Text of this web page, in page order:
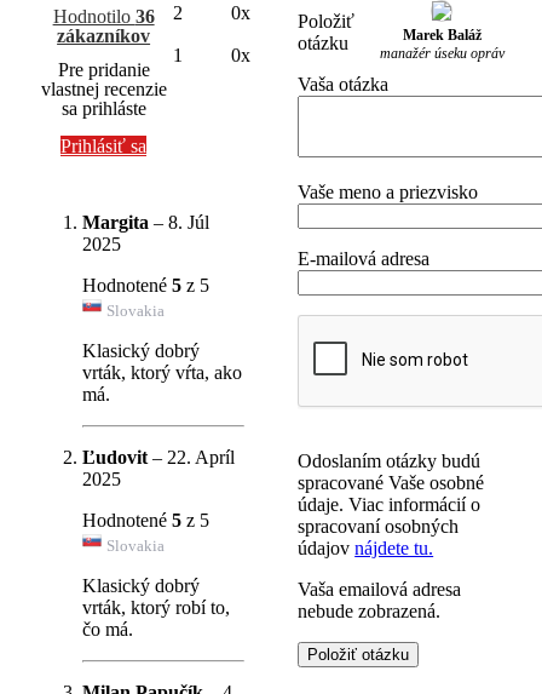
Hodnotilo 36
zákazníkov
Pre pridanie
vlastnej recenzie
sa prihláste
Prihlásiť sa
2 0x
1 0x
Margita – 8. Júl
2025
Hodnotené 5 z 5
Slovakia
Klasický dobrý
vrták, ktorý vŕta, ako
má.
Ľudovit – 22. Apríl
2025
Hodnotené 5 z 5
Slovakia
Klasický dobrý
vrták, ktorý robí to,
čo má.
Marek Baláž
manažér úseku opráv
Položiť
otázku
Vaša otázka
Vaše meno a priezvisko
E-mailová adresa
Odoslaním otázky budú
spracované Vaše osobné
údaje. Viac informácií o
spracovaní osobných
údajovnájdete tu.
Vaša emailová adresa
nebude zobrazená.